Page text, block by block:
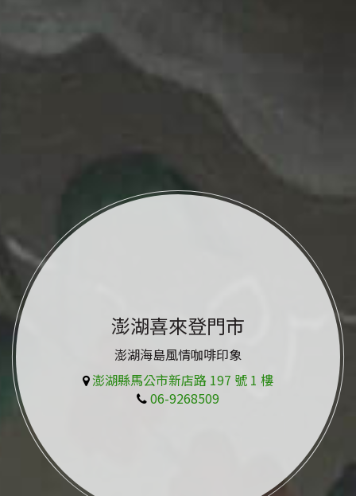
澎湖喜來登
澎湖海島風情咖啡印象
澎湖縣馬公市新店路 197 號 1 樓
06-9268509